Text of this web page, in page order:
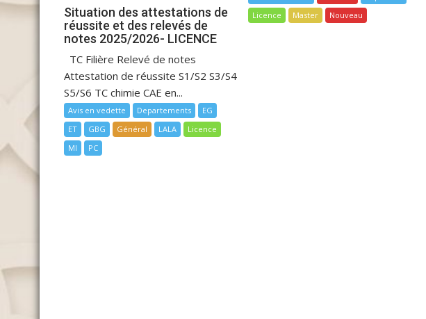
Situation des attestations de
réussite et des relevés de
notes 2025/2026- LICENCE
TC Filière Relevé de notes
Attestation de réussite S1/S2 S3/S4
S5/S6 TC chimie CAE en...
Avis en vedette Departements
EG
ET
GBG Général LALA
Licence
MI
PC
Licence
Master Nouveau